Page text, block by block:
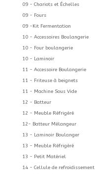
09 - Chariots et Échelles
09 - Fours
09 -Kit Fermentation
10 - Accessoires Boulangerie
10 - Four boulangerie
10 - Laminoir
11 - Accessoire Boulangerie
11 - Friteuse à beignets
11 - Machine Sous Vide
12 - Batteur
12 - Meuble Réfrigéré
12- Batteur Mélangeur
13 - Laminoir Boulanger
13 - Meuble Réfrigéré
13 - Petit Matériel
14 - Cellule de refroidissement